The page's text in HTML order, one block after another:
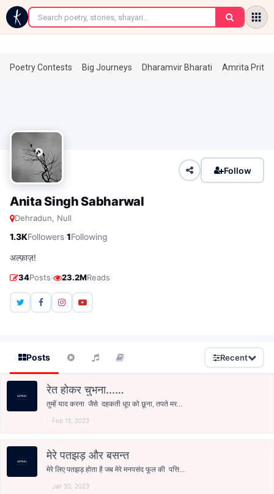
←
Poetry Contests Big Journeys Dharamvir Bharati Amrita
Follow
Anita Singh Sabharwal
Dehradun, Null
1.3KFollowers·1Following
अल्फ़ाज़!
34Posts· 23.2MReads
Posts Recent
रेत होकर चुभना...…
तुम्हें याद करना जैसे दहकती धूप को छूना, तपते मर...
Feb 13, 2023
मेरे पतझड़ और बसन्त
मेरे लिए पतझड़ होता है जब मेरे मनपसंद फूल की पत्ति...
Jan 30, 2023